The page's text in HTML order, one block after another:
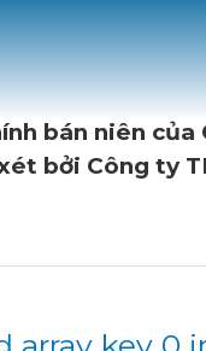
bán niên của
bởi Công ty